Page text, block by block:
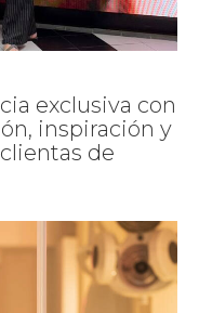
exclusiva con
inspiración y
de